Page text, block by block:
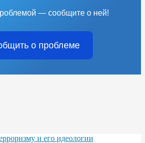
— сообщите о ней!
о проблеме